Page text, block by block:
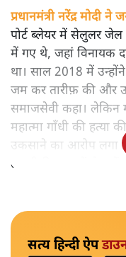
प्रधानमंत्री नरेंद्र मोदी ने
पोर्ट ब्लेयर में सेलुलर
में गए थे, जहां विनायक
था। साल 2018 में
जम कर तारीफ़ की और
समाजसेवी कहा। लेकिन
महात्मा गाँधी की
उकसाने का आरोप लगा
तकनीकी कारणों से उन्हें
सत्य हिन्दी ऐप